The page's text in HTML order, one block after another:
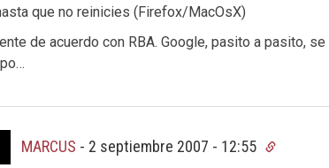
que no reinicies (Firefox/MacOsX)
de acuerdo con RBA. Google, pasito a pasito,
MARCUS - 2 septiembre 2007 - 12:55